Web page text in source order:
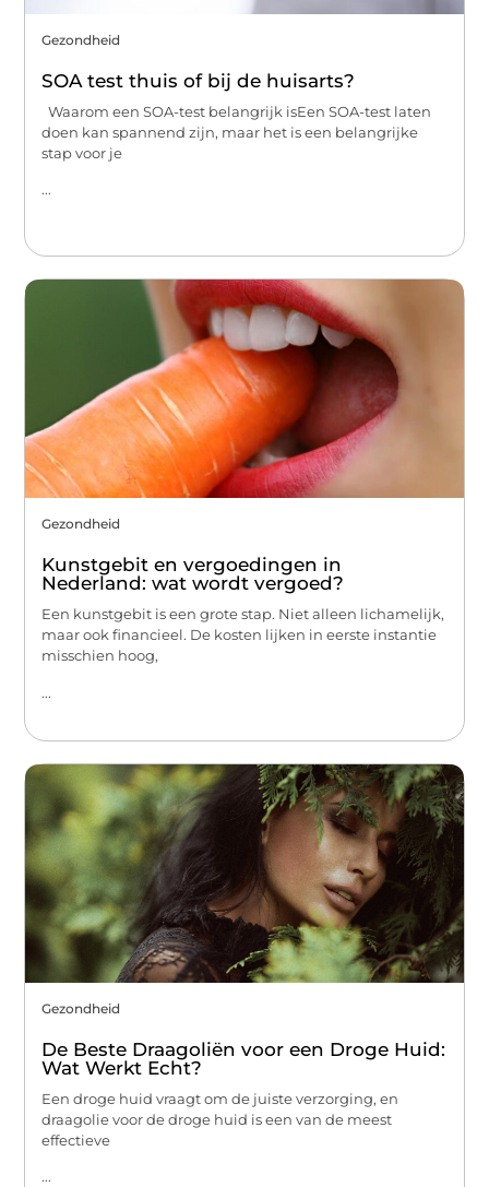
Gezondheid
SOA test thuis of bij de huisarts?
Waarom een SOA-test belangrijk isEen SOA-test laten
doen kan spannend zijn, maar het is een belangrijke
stap voor je
...
Gezondheid
Kunstgebit en vergoedingen in
Nederland: wat wordt vergoed?
Een kunstgebit is een grote stap. Niet alleen lichamelijk,
maar ook financieel. De kosten lijken in eerste instantie
misschien hoog,
...
Gezondheid
De Beste Draagoliën voor een Droge Huid:
Wat Werkt Echt?
Een droge huid vraagt om de juiste verzorging, en
draagolie voor de droge huid is een van de meest
effectieve
...